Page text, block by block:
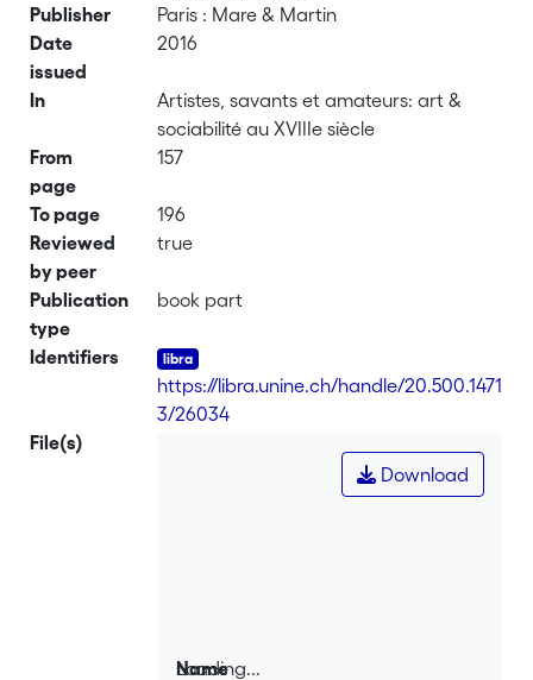
Publisher
Paris : Mare & Martin
Date
issued
2016
In
Artistes, savants et amateurs: art &
sociabilité au XVIIIe siècle
From
page
157
To page
196
Reviewed
by peer
true
Publication
type
book part
Identifiers
https://libra.unine.ch/handle/20.500.1471
3/26034
File(s)
Loading...
Download
Name